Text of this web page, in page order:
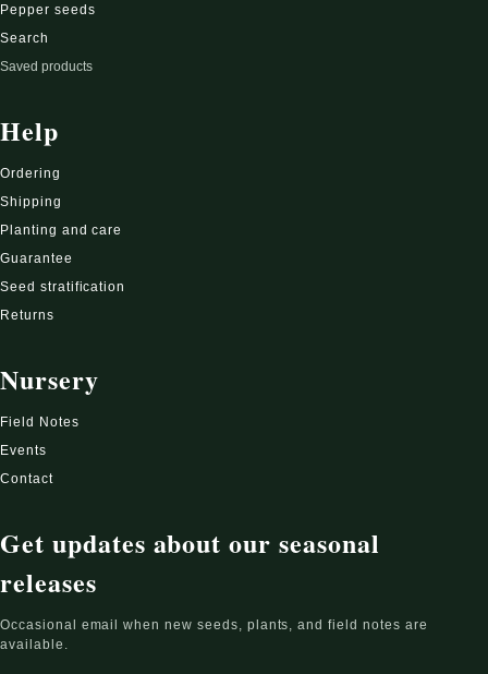
Pepper seeds
Search
Saved products
Help
Ordering
Shipping
Planting and care
Guarantee
Seed stratification
Returns
Nursery
Field Notes
Events
Contact
Get updates about our seasonal
releases
Occasional email when new seeds, plants, and field notes are
available.